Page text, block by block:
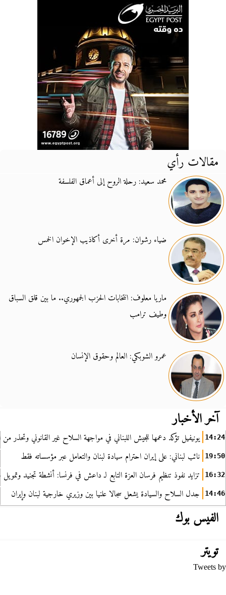
مقالات رأي
محمد سعيد: رحلة الروح إلى أعماق الفلسفة
ضياء رشوان: مرة أخرى أكاذيب الإخوان الخمس
ماريا معلوف: انتخابات الحزب الجمهوري.. ما بين قلق السباق
وطيف ترامب
عمرو الشوبكي: العالم وحقوق الإنسان
آخر الأخبار
14:24 يونيفيل تؤكد دعمها للجيش اللبناني في مواجهة السلاح غير القانوني وتحذر من
19:50 نائب لبناني: على إيران احترام سيادة لبنان والتعامل عبر مؤسساته فقط
16:32 تزايد نفوذ تنظيم فرسان العزة التابع لـ داعش في فرنسا: أنشطة تجنيد
14:46 جدل السلاح والسيادة يشعل سجالا علنيا بين وزيري خارجية لبنان وإيران
الفيس بوك
تويتر
Tweets by